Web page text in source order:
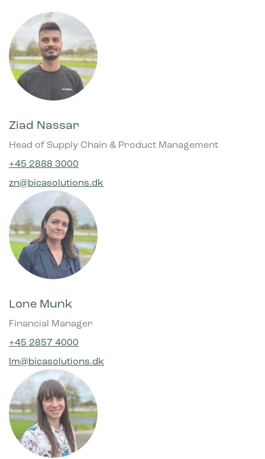
Ziad Nassar
Head of Supply Chain & Product Management
+45 2888 3000
zn@bicasolutions.dk
Lone Munk
Financial Manager
+45 2857 4000
lm@bicasolutions.dk